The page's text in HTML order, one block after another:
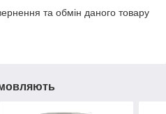
та обмін даного товару